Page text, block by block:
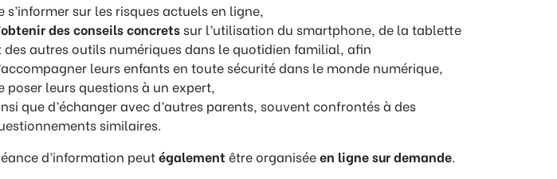
s’informer sur les risques actuels en ligne,
obtenir des conseils concretssur l’utilisation du smartphone, de la tablette
des autres outils numériques dans le quotidien familial, afin
leurs enfants en toute sécurité dans le monde numérique,
poser leurs questions à un expert,
que d’échanger avec d’autres parents, souvent confrontés à des
similaires.
d’information peutégalement être organiséeen ligne sur demande.